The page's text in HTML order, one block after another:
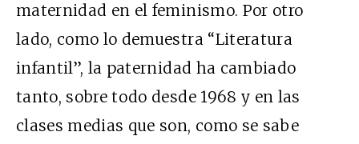
maternidad en el feminismo. Por otro
lado, como lo demuestra “Literatura
infantil”, la paternidad ha cambiado
tanto, sobre todo desde 1968 y en las
clases medias que son, como se sabe